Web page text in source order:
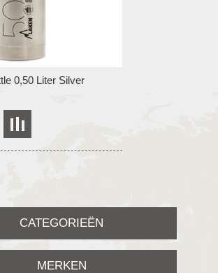
0,50 Liter Silver
CATEGORIEËN
MERKEN